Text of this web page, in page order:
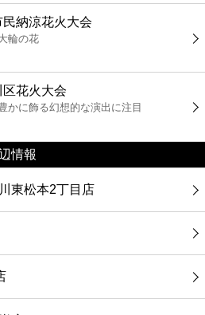
納涼花火大会
輪の花
花火大会
かに飾る幻想的な演出に注目
情報
東松本2丁目店